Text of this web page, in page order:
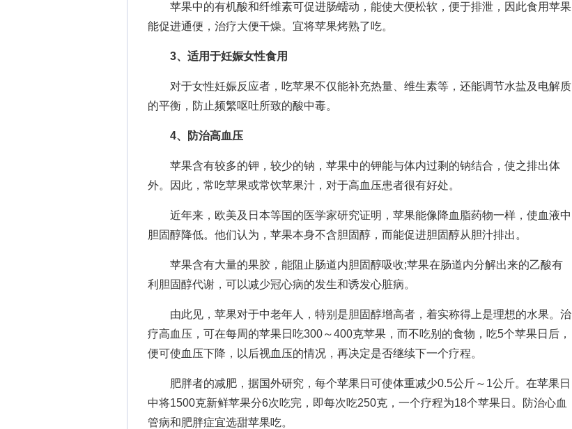
苹果中的有机酸和纤维素可促进肠蠕动，能使大便松软，便于排泄，因此食用苹果
能促进通便，治疗大便干燥。宜将苹果烤熟了吃。
3、适用于妊娠女性食用
对于女性妊娠反应者，吃苹果不仅能补充热量、维生素等，还能调节水盐及电解质
的平衡，防止频繁呕吐所致的酸中毒。
4、防治高血压
苹果含有较多的钾，较少的钠，苹果中的钾能与体内过剩的钠结合，使之排出体
外。因此，常吃苹果或常饮苹果汁，对于高血压患者很有好处。
近年来，欧美及日本等国的医学家研究证明，苹果能像降血脂药物一样，使血液中
胆固醇降低。他们认为，苹果本身不含胆固醇，而能促进胆固醇从胆汁排出。
苹果含有大量的果胶，能阻止肠道内胆固醇吸收;苹果在肠道内分解出来的乙酸有
利胆固醇代谢，可以减少冠心病的发生和诱发心脏病。
由此见，苹果对于中老年人，特别是胆固醇增高者，着实称得上是理想的水果。治
疗高血压，可在每周的苹果日吃300～400克苹果，而不吃别的食物，吃5个苹果日后，
便可使血压下降，以后视血压的情况，再决定是否继续下一个疗程。
肥胖者的减肥，据国外研究，每个苹果日可使体重减少0.5公斤～1公斤。在苹果日
中将1500克新鲜苹果分6次吃完，即每次吃250克，一个疗程为18个苹果日。防治心血
管病和肥胖症宜选甜苹果吃。